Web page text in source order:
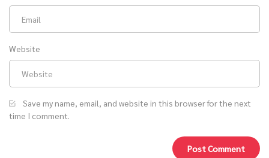
Website
Save my name, email, and website in this browser for the next
time I comment.